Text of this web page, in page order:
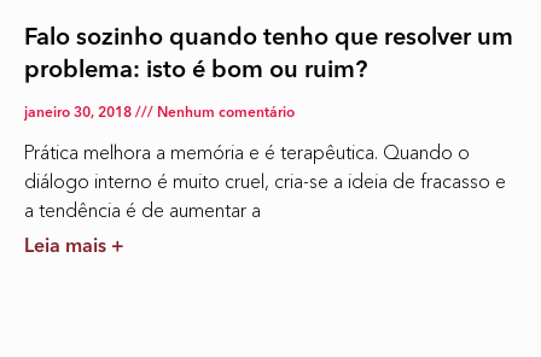
Falo sozinho quando tenho que resolver um
problema: isto é bom ou ruim?
janeiro 30, 2018 Nenhum comentário
Prática melhora a memória e é terapêutica. Quando o
diálogo interno é muito cruel, cria-se a ideia de fracasso e
a tendência é de aumentar a
Leia mais +